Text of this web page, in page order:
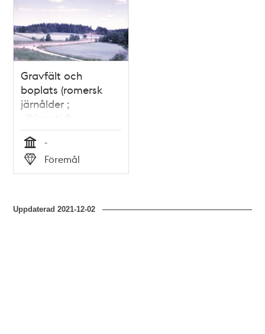
poster
teman
Gravfält och
boplats (romersk
järnålder ;
vikingatid),
fornlämning RAÄ
143 i Spånga
socken, Akalla
Tid
-
Typ
Föremål
Uppdaterad2021-12-02